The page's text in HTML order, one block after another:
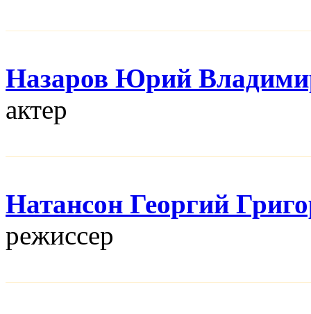
Назаров Юрий
актер
Натансон Георгий
режисcер